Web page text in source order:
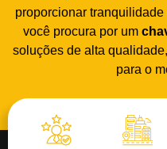
proporcionar
você procura por um
soluções de alta
para o